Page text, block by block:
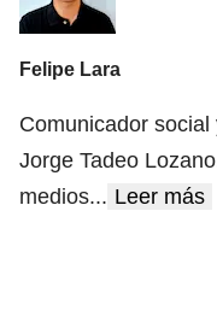
Felipe Lara
Comunicador
Jorge Tadeo
medios... Leer más